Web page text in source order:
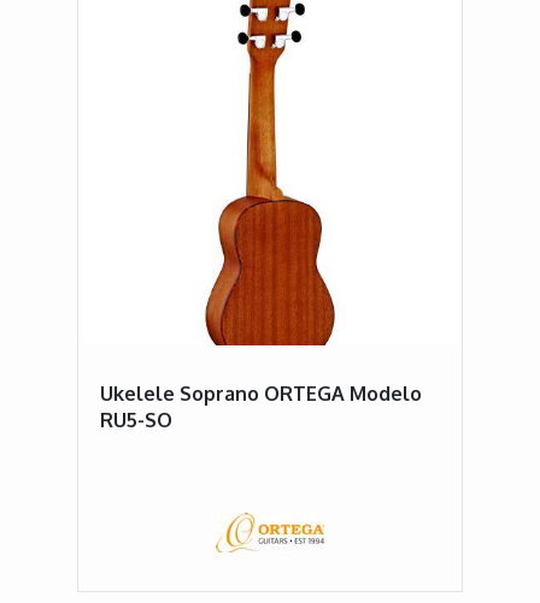
Ukelele Soprano ORTEGA Modelo
RU5-SO